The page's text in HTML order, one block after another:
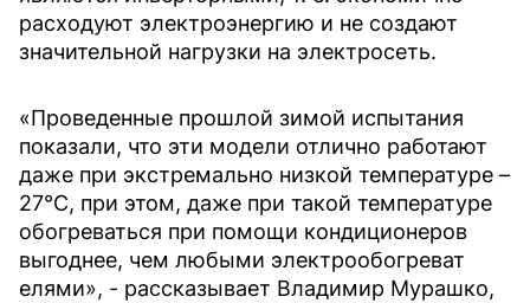
расходуют электроэнергию и не создают
значительной нагрузки на электросеть.
«Проведенные прошлой зимой испытания
показали, что эти модели отлично работают
даже при экстремально низкой температуре –
27°С, при этом, даже при такой температуре
обогреваться при помощи кондиционеров
выгоднее, чем любыми электрообогреват
елями», - рассказывает Владимир Мурашко,